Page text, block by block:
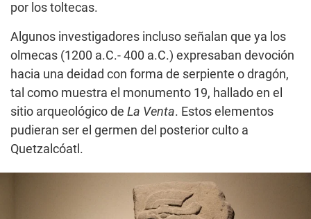
por los toltecas.
Algunos investigadores incluso señalan que ya los
olmecas (1200 a.C.- 400 a.C.) expresaban devoción
hacia una deidad con forma de serpiente o dragón,
tal como muestra el monumento 19, hallado en el
sitio arqueológico de La Venta. Estos elementos
pudieran ser el germen del posterior culto a
Quetzalcóatl.